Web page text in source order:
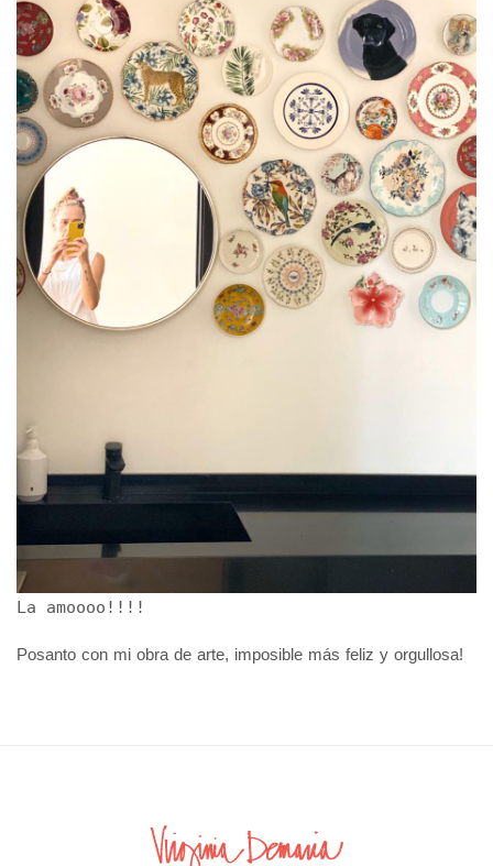
La amoooo!!!!
Posanto con mi obra de arte, imposible más feliz y orgullosa!